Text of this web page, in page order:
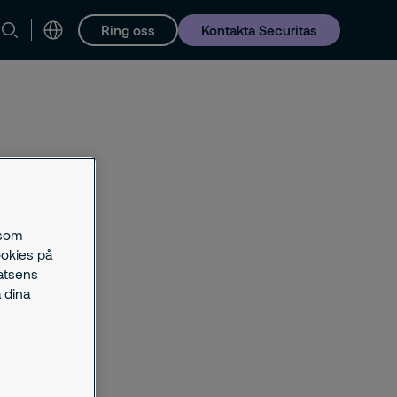
Ring oss Kontakta Securitas
Karriär
på
dina